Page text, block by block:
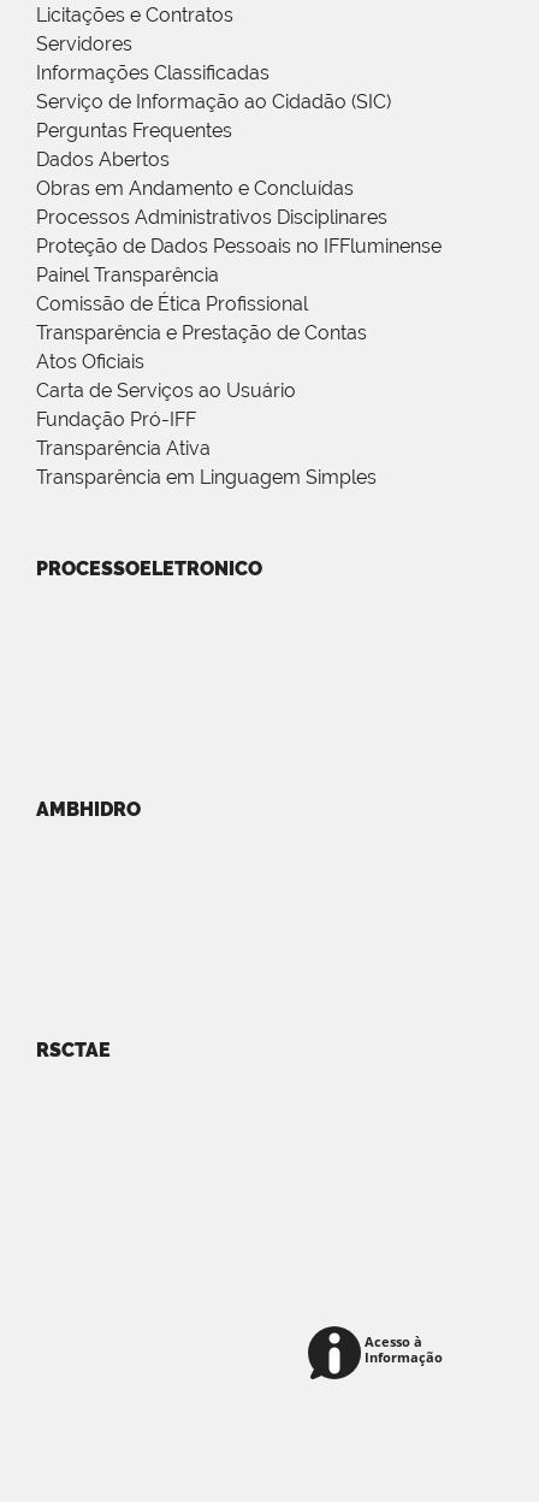
Licitações e Contratos
Servidores
Informações Classificadas
Serviço de Informação ao Cidadão (SIC)
Perguntas Frequentes
Dados Abertos
Obras em Andamento e Concluídas
Processos Administrativos Disciplinares
Proteção de Dados Pessoais no IFFluminense
Painel Transparência
Comissão de Ética Profissional
Transparência e Prestação de Contas
Atos Oficiais
Carta de Serviços ao Usuário
Fundação Pró-IFF
Transparência Ativa
Transparência em Linguagem Simples
PROCESSOELETRONICO
AMBHIDRO
RSCTAE